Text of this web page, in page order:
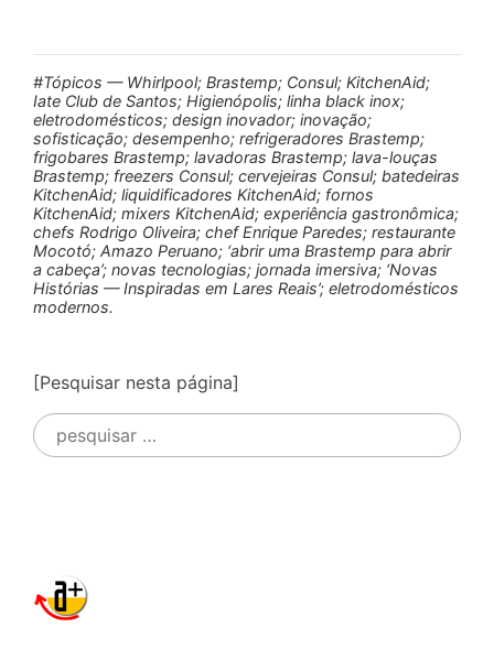
#Tópicos — Whirlpool; Brastemp; Consul; KitchenAid;
Iate Club de Santos; Higienópolis; linha black inox;
eletrodomésticos; design inovador; inovação;
sofisticação; desempenho; refrigeradores Brastemp;
frigobares Brastemp; lavadoras Brastemp; lava-louças
Brastemp; freezers Consul; cervejeiras Consul; batedeiras
KitchenAid; liquidificadores KitchenAid; fornos
KitchenAid; mixers KitchenAid; experiência gastronômica;
chefs Rodrigo Oliveira; chef Enrique Paredes; restaurante
Mocotó; Amazo Peruano; ‘abrir uma Brastemp para abrir
a cabeça’; novas tecnologias; jornada imersiva; ‘Novas
Histórias — Inspiradas em Lares Reais’; eletrodomésticos
modernos.
[Pesquisar nesta página]
Pesquisar
por: